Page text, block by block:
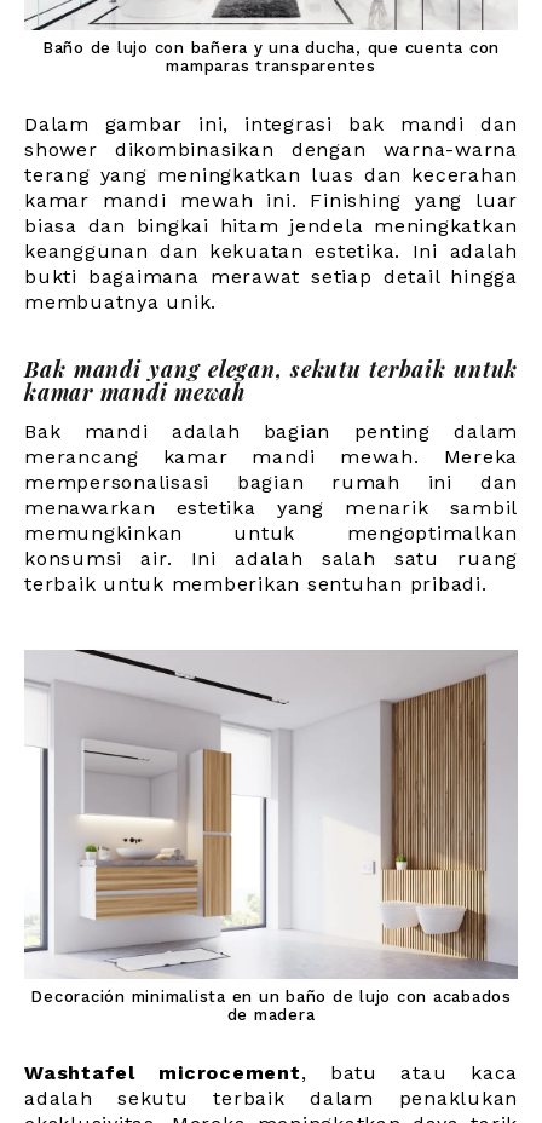
Baño de lujo con bañera y una ducha, que cuenta con
mamparas transparentes
Dalam gambar ini, integrasi bak mandi dan
shower dikombinasikan dengan warna-warna
terang yang meningkatkan luas dan kecerahan
kamar mandi mewah ini. Finishing yang luar
biasa dan bingkai hitam jendela meningkatkan
keanggunan dan kekuatan estetika. Ini adalah
bukti bagaimana merawat setiap detail hingga
membuatnya unik.
Bak mandi yang elegan, sekutu terbaik untuk
kamar mandi mewah
Bak mandi adalah bagian penting dalam
merancang kamar mandi mewah. Mereka
mempersonalisasi bagian rumah ini dan
menawarkan estetika yang menarik sambil
memungkinkan untuk mengoptimalkan
konsumsi air. Ini adalah salah satu ruang
terbaik untuk memberikan sentuhan pribadi.
Decoración minimalista en un baño de lujo con acabados
de madera
Washtafel microcement, batu atau kaca
adalah sekutu terbaik dalam penaklukan